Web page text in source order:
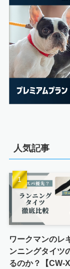
人気記事
ワークマンのレ
ンニングタイツ
るのか？【CW-